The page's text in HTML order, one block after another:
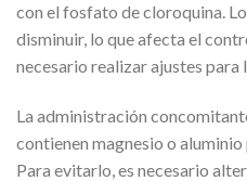
con el fosfato de cloroquina.
disminuir, lo que afecta el
necesario realizar ajustes
La administración
contienen magnesio o
Para evitarlo, es necesario